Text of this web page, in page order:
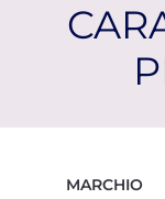
MARCHIO